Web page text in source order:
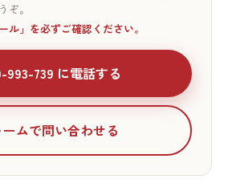
ぞ。
」を必ずご確認ください。
993-739 に電話する
ームで問い合わせる